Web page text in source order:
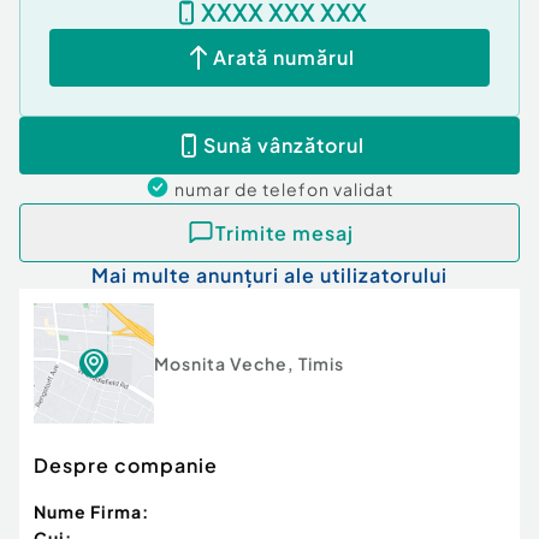
Număr niveluri imobil:1
Nr. locuri parcare: 2
Apă
Gaz
XXXX XXX XXX
Arată numărul
Sună vânzătorul
numar de telefon validat
Trimite mesaj
Mai multe anunțuri ale utilizatorului
Mosnita Veche, Timis
Despre companie
Nume Firma: